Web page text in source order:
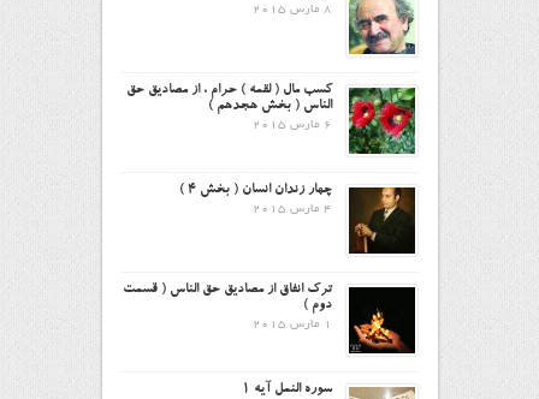
8 مارس 2015
کسب مال ( لقمه ) حرام ، از مصادیق حق
الناس ( بخش هجدهم )
6 مارس 2015
چهار زندان انسان ( بخش ۴ )
4 مارس 2015
ترک انفاق از مصادیق حق الناس ( قسمت
دوم )
1 مارس 2015
سوره النمل آیه ۱